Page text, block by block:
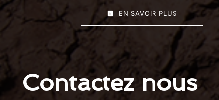
EN SAVOIR PLUS
Contactez nous